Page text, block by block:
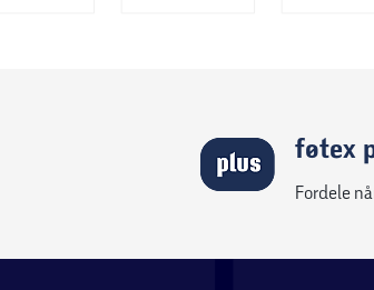
føtex
Fordele